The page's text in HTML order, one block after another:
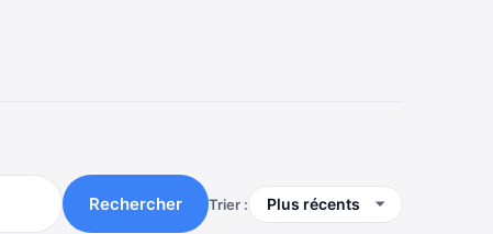
Rechercher Trier :